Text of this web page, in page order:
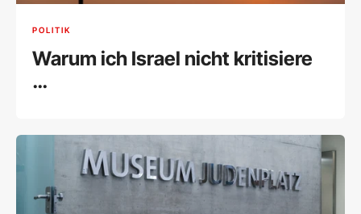
POLITIK
Warum ich Israel nicht kritisiere
…